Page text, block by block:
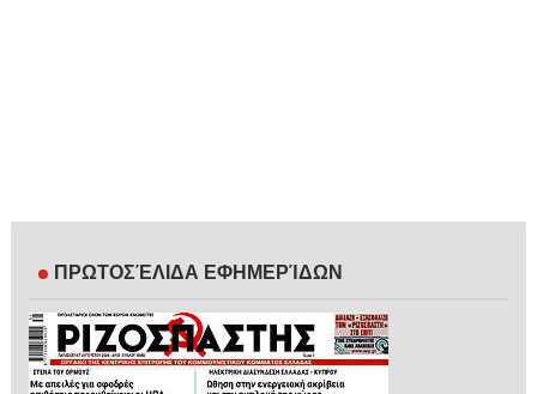
ΠΡΩΤΟΣΈΛΙΔΑ ΕΦΗΜΕΡΊΔΩΝ